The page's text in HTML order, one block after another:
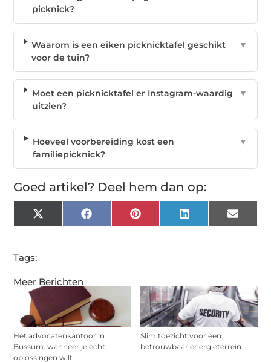
Meer Berichten
Het advocatenkantoor in
Bussum: wanneer je echt
oplossingen wilt
Slim toezicht voor een
betrouwbaar energieterrein
picknick?
Waarom is een eiken picknicktafel geschikt
voor de tuin?
▼
Moet een picknicktafel er Instagram-waardig
uitzien?
▼
Hoeveel voorbereiding kost een
familiepicknick?
▼
Goed artikel? Deel hem dan op:
X
(Twitter)
Facebook Pinterest LinkedIn Email
Tags: